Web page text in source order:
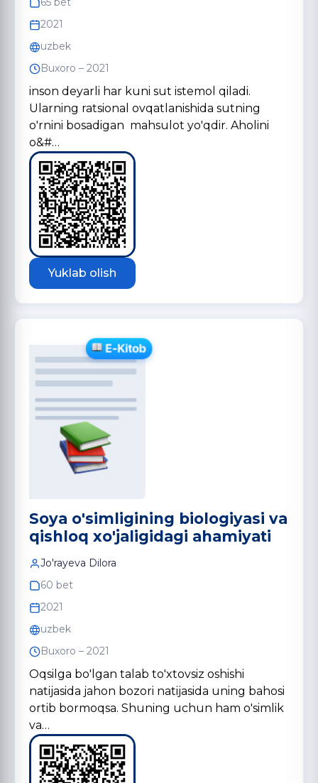
2021
uzbek
Buxoro – 2021
inson deyarli har kuni sut istemol qiladi.
Ularning ratsional ovqatlanishida sutning
o'rnini bosadigan mahsulot yo'qdir. Aholini
o&#…
Yuklab olish
Soya o'simligining biologiyasi va
qishloq xo'jaligidagi ahamiyati
Jo'rayeva Dilora
60 bet
2021
uzbek
Buxoro – 2021
Oqsilga bo'lgan talab to'xtovsiz oshishi
natijasida jahon bozori natijasida uning bahosi
ortib bormoqsa. Shuning uchun ham o'simlik
va…